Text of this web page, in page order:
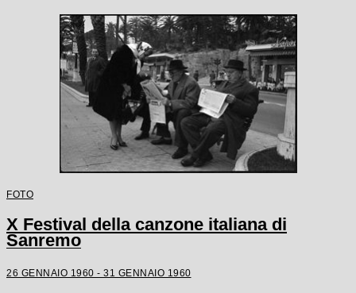
FOTO
X Festival della canzone italiana di
Sanremo
26 GENNAIO 1960 - 31 GENNAIO 1960